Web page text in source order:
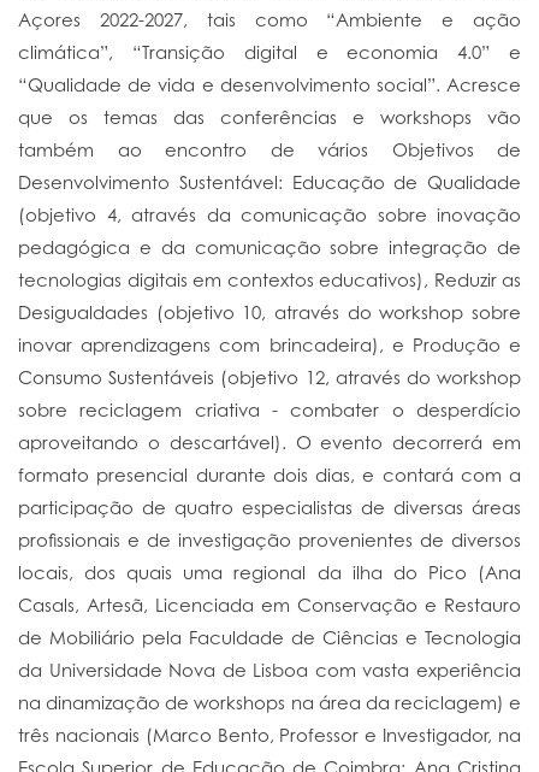
Açores 2022-2027, tais como “Ambiente e ação
climática”, “Transição digital e economia 4.0” e
“Qualidade de vida e desenvolvimento social”. Acresce
que os temas das conferências e workshops vão
também ao encontro de vários Objetivos de
Desenvolvimento Sustentável: Educação de Qualidade
(objetivo 4, através da comunicação sobre inovação
pedagógica e da comunicação sobre integração de
tecnologias digitais em contextos educativos), Reduzir as
Desigualdades (objetivo 10, através do workshop sobre
inovar aprendizagens com brincadeira), e Produção e
Consumo Sustentáveis (objetivo 12, através do workshop
sobre reciclagem criativa - combater o desperdício
aproveitando o descartável). O evento decorrerá em
formato presencial durante dois dias, e contará com a
participação de quatro especialistas de diversas áreas
profissionais e de investigação provenientes de diversos
locais, dos quais uma regional da ilha do Pico (Ana
Casals, Artesã, Licenciada em Conservação e Restauro
de Mobiliário pela Faculdade de Ciências e Tecnologia
da Universidade Nova de Lisboa com vasta experiência
na dinamização de workshops na área da reciclagem) e
três nacionais (Marco Bento, Professor e Investigador, na
Escola Superior de Educação de Coimbra; Ana Cristina